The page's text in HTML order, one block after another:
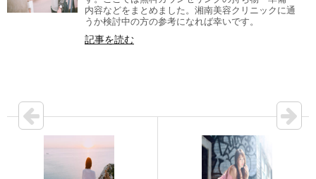
内容などをまとめました。湘南美容クリニックに通
うか検討中の方の参考になれば幸いです。
記事を読む